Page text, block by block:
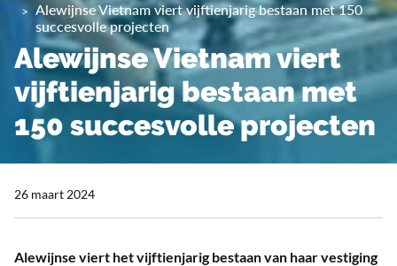
Alewijnse Vietnam viert vijftienjarig bestaan met 150
succesvolle projecten
Alewijnse Vietnam viert
vijftienjarig bestaan met
150 succesvolle projecten
26 maart 2024
Alewijnse viert het vijftienjarig bestaan van haar vestiging